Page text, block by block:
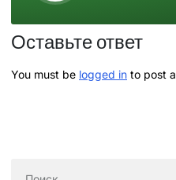
Оставьте ответ
You must be logged in to post